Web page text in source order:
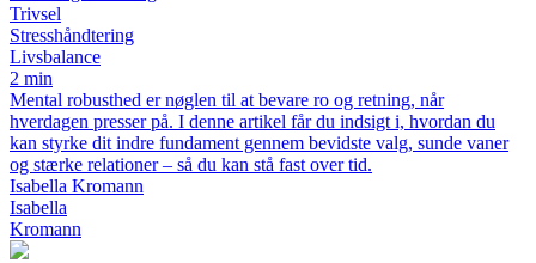
Trivsel
Stresshåndtering
Livsbalance
2 min
Mental robusthed er nøglen til at bevare ro og retning, når
hverdagen presser på. I denne artikel får du indsigt i, hvordan du
kan styrke dit indre fundament gennem bevidste valg, sunde vaner
og stærke relationer – så du kan stå fast over tid.
Isabella Kromann
Isabella
Kromann